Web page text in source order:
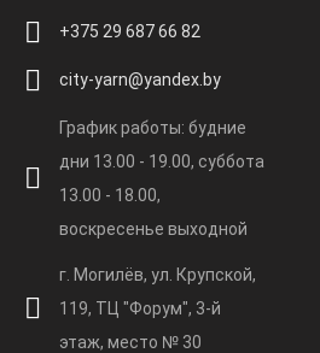
+375 29 687 66 82
city-yarn@yandex.by
График работы: будние
дни 13.00 - 19.00, суббота
13.00 - 18.00,
воскресенье выходной
г. Могилёв, ул. Крупской,
119, ТЦ "Форум", 3-й
этаж, место № 30